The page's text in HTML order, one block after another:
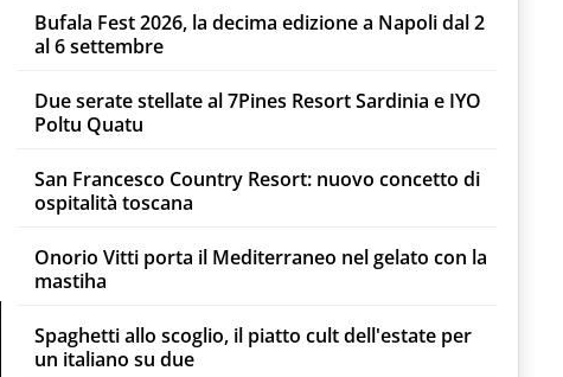
Bufala Fest 2026, la decima edizione a Napoli dal 2
al 6 settembre
Due serate stellate al 7Pines Resort Sardinia e IYO
Poltu Quatu
San Francesco Country Resort: nuovo concetto di
ospitalità toscana
Onorio Vitti porta il Mediterraneo nel gelato con la
mastiha
Spaghetti allo scoglio, il piatto cult dell'estate per
un italiano su due